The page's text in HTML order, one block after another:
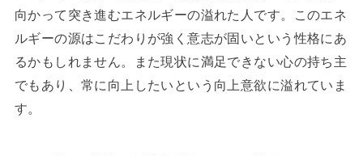
向かって突き進むエネルギーの溢れた人です。このエネ
ルギーの源はこだわりが強く意志が固いという性格にあ
るかもしれません。また現状に満足できない心の持ち主
でもあり、常に向上したいという向上意欲に溢れていま
す。